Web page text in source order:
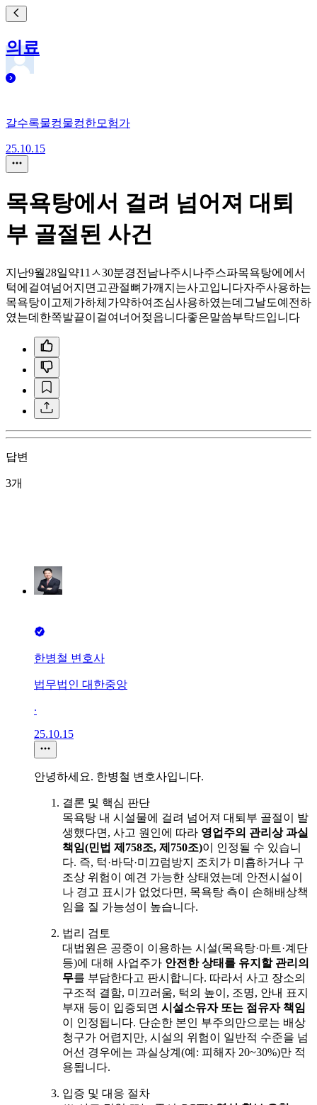
의료
갈수록물컹물컹한모험가
25.10.15
목욕탕에서 걸려 넘어져 대퇴
부 골절된 사건
지난9월28일약11ㅅ30분경전남나주시나주스파목욕탕에에서
턱에걸여넘어지면고관절뼈가깨지는사고입니다자주사용하는
목욕탕이고제가하체가약하여조심사용하였는데그날도예전하
였는데한쪽발끝이걸여너어젖읍니다좋은말씀부탁드입니다
답변
3개
한병철 변호사
법무법인 대한중앙
∙
25.10.15
안녕하세요. 한병철 변호사입니다.
결론 및 핵심 판단
목욕탕 내 시설물에 걸려 넘어져 대퇴부 골절이 발
생했다면, 사고 원인에 따라 영업주의 관리상 과실
책임(민법 제758조, 제750조)이 인정될 수 있습니
다. 즉, 턱·바닥·미끄럼방지 조치가 미흡하거나 구
조상 위험이 예견 가능한 상태였는데 안전시설이
나 경고 표시가 없었다면, 목욕탕 측이 손해배상책
임을 질 가능성이 높습니다.
법리 검토
대법원은 공중이 이용하는 시설(목욕탕·마트·계단
등)에 대해 사업주가 안전한 상태를 유지할 관리의
무를 부담한다고 판시합니다. 따라서 사고 장소의
구조적 결함, 미끄러움, 턱의 높이, 조명, 안내 표지
부재 등이 입증되면 시설소유자 또는 점유자 책임
이 인정됩니다. 단순한 본인 부주의만으로는 배상
청구가 어렵지만, 시설의 위험이 일반적 수준을 넘
어선 경우에는 과실상계(예: 피해자 20~30%)만 적
용됩니다.
입증 및 대응 절차